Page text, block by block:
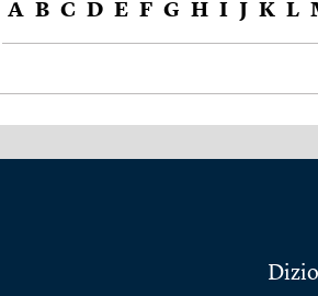
A B C D E F G H I J K L